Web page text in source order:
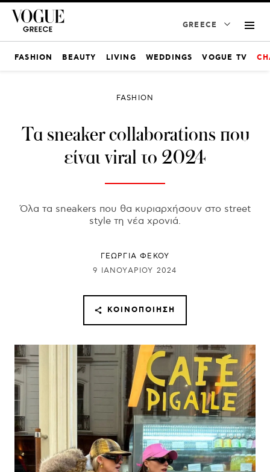
GREECE
FASHION BEAUTY LIVING WEDDINGS VOGUE TV
FASHION
Τα sneaker collaborations που
είναι viral το 2024
Όλα τα sneakers που θα κυριαρχήσουν στο street
style τη νέα χρονιά.
ΓΕΩΡΓΙΑ ΦΕΚΟΥ
9 ΙΑΝΟΥΑΡΊΟΥ 2024
ΚΟΙΝΟΠΟΊΗΣΗ